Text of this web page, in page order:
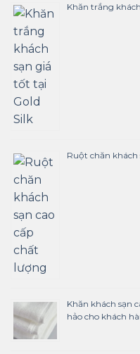
Khăn trắng
Ruột chăn khách
Khăn khách sạn
hảo cho khách